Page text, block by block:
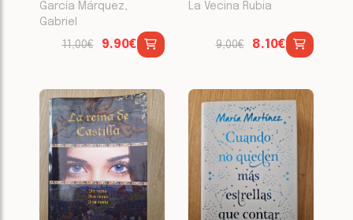
García Márquez,
Gabriel
11,00€ 9.90€
La Vecina Rubia
9,00€ 8.10€